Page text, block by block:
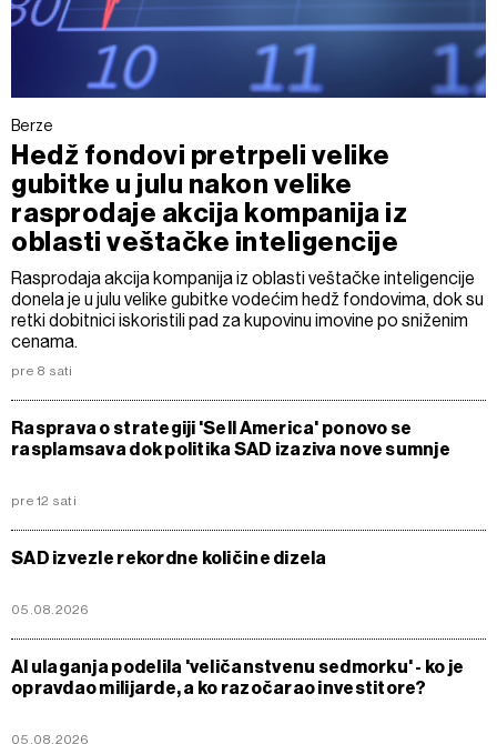
Berze
Hedž fondovi pretrpeli velike
gubitke u julu nakon velike
rasprodaje akcija kompanija iz
oblasti veštačke inteligencije
Rasprodaja akcija kompanija iz oblasti veštačke inteligencije
donela je u julu velike gubitke vodećim hedž fondovima, dok su
retki dobitnici iskoristili pad za kupovinu imovine po sniženim
cenama.
pre 8 sati
Rasprava o strategiji 'Sell America' ponovo se
rasplamsava dok politika SAD izaziva nove sumnje
pre 12 sati
SAD izvezle rekordne količine dizela
05.08.2026
AI ulaganja podelila 'veličanstvenu sedmorku' - ko je
opravdao milijarde, a ko razočarao investitore?
05.08.2026